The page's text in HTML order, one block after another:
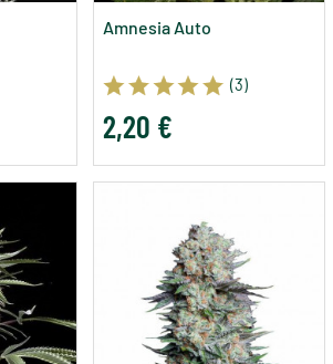
Amnesia Auto
(3)
2,20 €